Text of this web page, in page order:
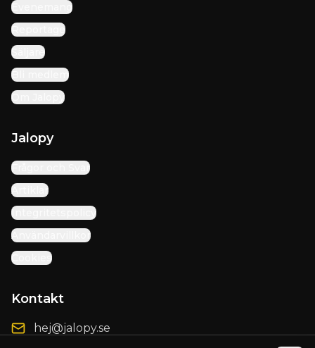
Evenemang
Reportage
Säljare
Bli medlem
Om Jalopy
Jalopy
Frågor och Svar
Artiklar
Integritetspolicy
Användarvillkor
Cookies
Kontakt
hej@jalopy.se